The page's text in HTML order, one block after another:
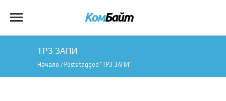
ТРЗ ЗАПИ
Начало / Posts tagged "ТРЗ ЗАПИ"